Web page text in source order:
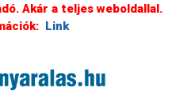
Akár a teljes weboldallal.
Link